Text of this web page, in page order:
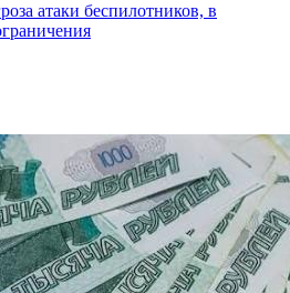
атаки беспилотников, в